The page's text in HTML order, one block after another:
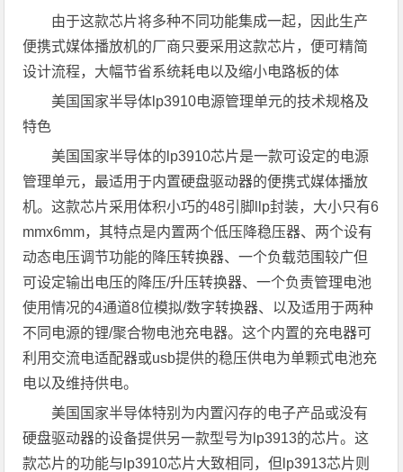
由于这款芯片将多种不同功能集成一起，因此生产
便携式媒体播放机的厂商只要采用这款芯片，便可精简
设计流程，大幅节省系统耗电以及缩小电路板的体
美国国家半导体lp3910电源管理单元的技术规格及
特色
美国国家半导体的lp3910芯片是一款可设定的电源
管理单元，最适用于内置硬盘驱动器的便携式媒体播放
机。这款芯片采用体积小巧的48引脚llp封装，大小只有6
mmx6mm，其特点是内置两个低压降稳压器、两个设有
动态电压调节功能的降压转换器、一个负载范围较广但
可设定输出电压的降压/升压转换器、一个负责管理电池
使用情况的4通道8位模拟/数字转换器、以及适用于两种
不同电源的锂/聚合物电池充电器。这个内置的充电器可
利用交流电适配器或usb提供的稳压供电为单颗式电池充
电以及维持供电。
美国国家半导体特别为内置闪存的电子产品或没有
硬盘驱动器的设备提供另一款型号为lp3913的芯片。这
款芯片的功能与lp3910芯片大致相同，但lp3913芯片则